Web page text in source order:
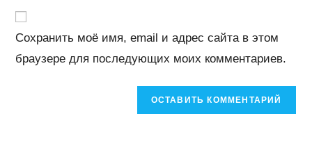
прокомментировать
веб-
сайта
(необязательно)
Сохранить моё имя, email и адрес сайта в этом
браузере для последующих моих комментариев.